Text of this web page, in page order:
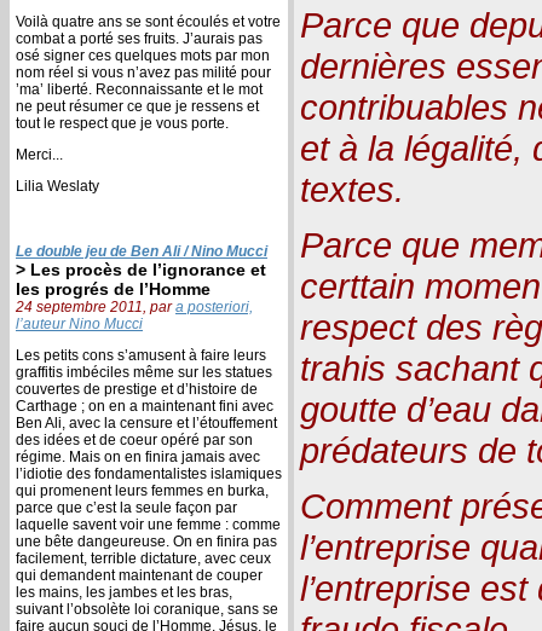
Voilà quatre ans se sont écoulés et votre
combat a porté ses fruits. J’aurais pas
osé signer ces quelques mots par mon
nom réel si vous n’avez pas milité pour
’ma’ liberté. Reconnaissante et le mot
ne peut résumer ce que je ressens et
tout le respect que je vous porte.
Merci...
Lilia Weslaty
Le double jeu de Ben Ali / Nino Mucci
> Les procès de l’ignorance et
les progrés de l’Homme
24 septembre 2011, para posteriori,
l’auteur Nino Mucci
Les petits cons s’amusent à faire leurs
graffitis imbéciles même sur les statues
couvertes de prestige et d’histoire de
Carthage ; on en a maintenant fini avec
Ben Ali, avec la censure et l’étouffement
des idées et de coeur opéré par son
régime. Mais on en finira jamais avec
l’idiotie des fondamentalistes islamiques
qui promenent leurs femmes en burka,
parce que c’est la seule façon par
laquelle savent voir une femme : comme
une bête dangeureuse. On en finira pas
facilement, terrible dictature, avec ceux
qui demandent maintenant de couper
les mains, les jambes et les bras,
suivant l’obsolète loi coranique, sans se
faire aucun souci de l’Homme. Jésus, le
Parce que
dernières
contribuables
et à la légalité,
textes.
Parce que
certtain
respect des
trahis sachant
goutte d’eau
prédateurs de
Comment
l’entreprise
l’entreprise